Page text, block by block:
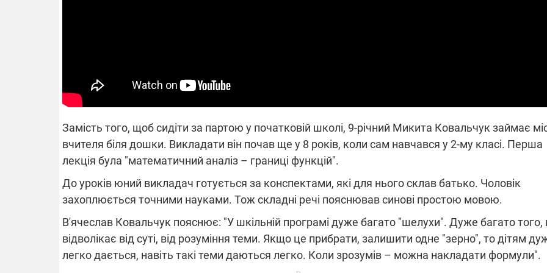
Замість того, щоб сидіти за партою у початковій школі, 9-річний Микита Ковальчук займає
вчителя біля дошки. Викладати він почав ще у 8 років, коли сам навчався у 2-му класі. Перша
лекція була "математичний аналіз – границі функцій".
До уроків юний викладач готується за конспектами, які для нього склав батько. Чоловік
захоплюється точними науками. Тож складні речі пояснював синові простою мовою.
В'ячеслав Ковальчук пояснює: "У шкільній програмі дуже багато "шелухи". Дуже багато
відволікає від суті, від розуміння теми. Якщо це прибрати, залишити одне "зерно", то дітям
легко дається, навіть такі теми даються легко. Коли зрозумів – можна накладати формули".
одразу чотирьох
НРК Numo